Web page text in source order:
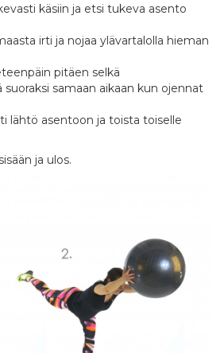
käsiin ja etsi tukeva asento
irti ja nojaa ylävartalolla hieman
pitäen selkä
suoraksi samaan aikaan kun ojennat
lähtö asentoon ja toista toiselle
ja ulos.